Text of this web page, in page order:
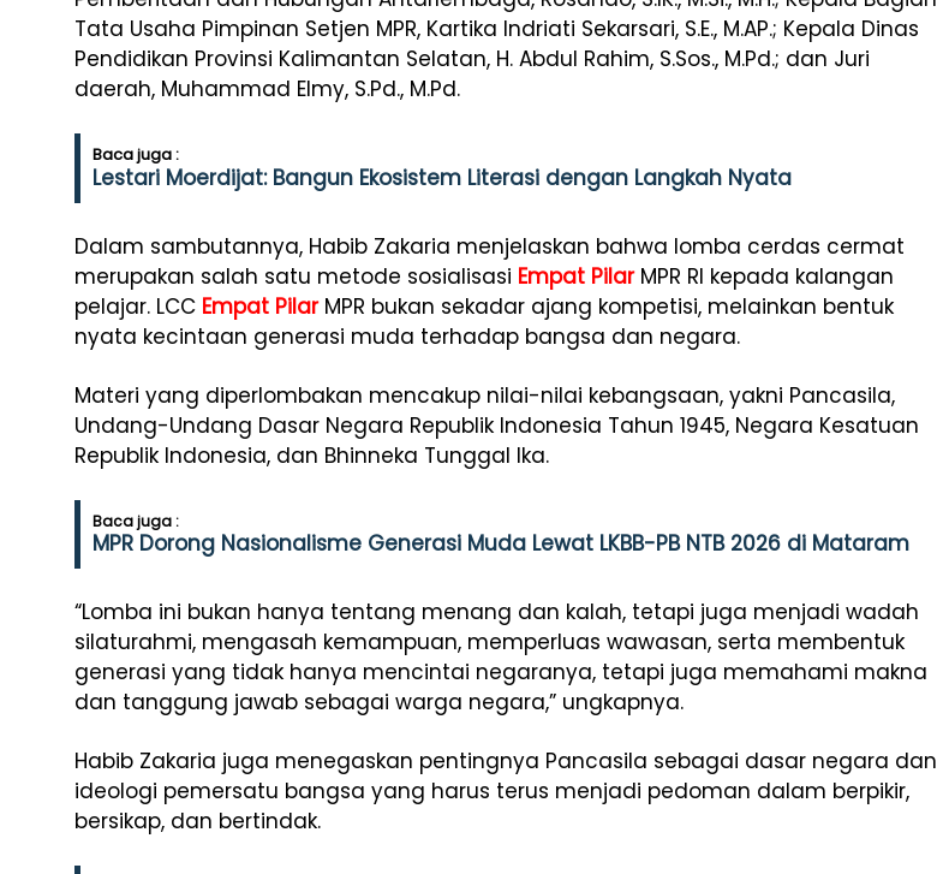
Tata Usaha Pimpinan Setjen MPR, Kartika Indriati Sekarsari, S.E., M.AP.; Kepala Dinas
Pendidikan Provinsi Kalimantan Selatan, H. Abdul Rahim, S.Sos., M.Pd.; dan Juri
daerah, Muhammad Elmy, S.Pd., M.Pd.
Baca juga :
Lestari Moerdijat: Bangun Ekosistem Literasi dengan Langkah Nyata
Dalam sambutannya, Habib Zakaria menjelaskan bahwa lomba cerdas cermat
merupakan salah satu metode sosialisasi Empat PilarMPR RI kepada kalangan
pelajar. LCC Empat PilarMPR bukan sekadar ajang kompetisi, melainkan bentuk
nyata kecintaan generasi muda terhadap bangsa dan negara.
Materi yang diperlombakan mencakup nilai-nilai kebangsaan, yakni Pancasila,
Undang-Undang Dasar Negara Republik Indonesia Tahun 1945, Negara Kesatuan
Republik Indonesia, dan Bhinneka Tunggal Ika.
Baca juga :
MPR Dorong Nasionalisme Generasi Muda Lewat LKBB-PB NTB 2026 di Mataram
“Lomba ini bukan hanya tentang menang dan kalah, tetapi juga menjadi wadah
silaturahmi, mengasah kemampuan, memperluas wawasan, serta membentuk
generasi yang tidak hanya mencintai negaranya, tetapi juga memahami makna
dan tanggung jawab sebagai warga negara,” ungkapnya.
Habib Zakaria juga menegaskan pentingnya Pancasila sebagai dasar negara dan
ideologi pemersatu bangsa yang harus terus menjadi pedoman dalam berpikir,
bersikap, dan bertindak.